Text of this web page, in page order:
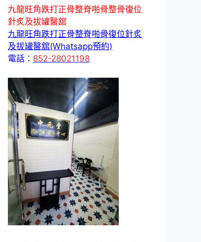
九龍旺角跌打正骨整脊啪骨整骨復位
針炙及拔罐醫舘
九龍旺角跌打正骨整脊啪骨復位針炙
及拔罐醫舘(Whatsapp預約)
電話： 852-28021198